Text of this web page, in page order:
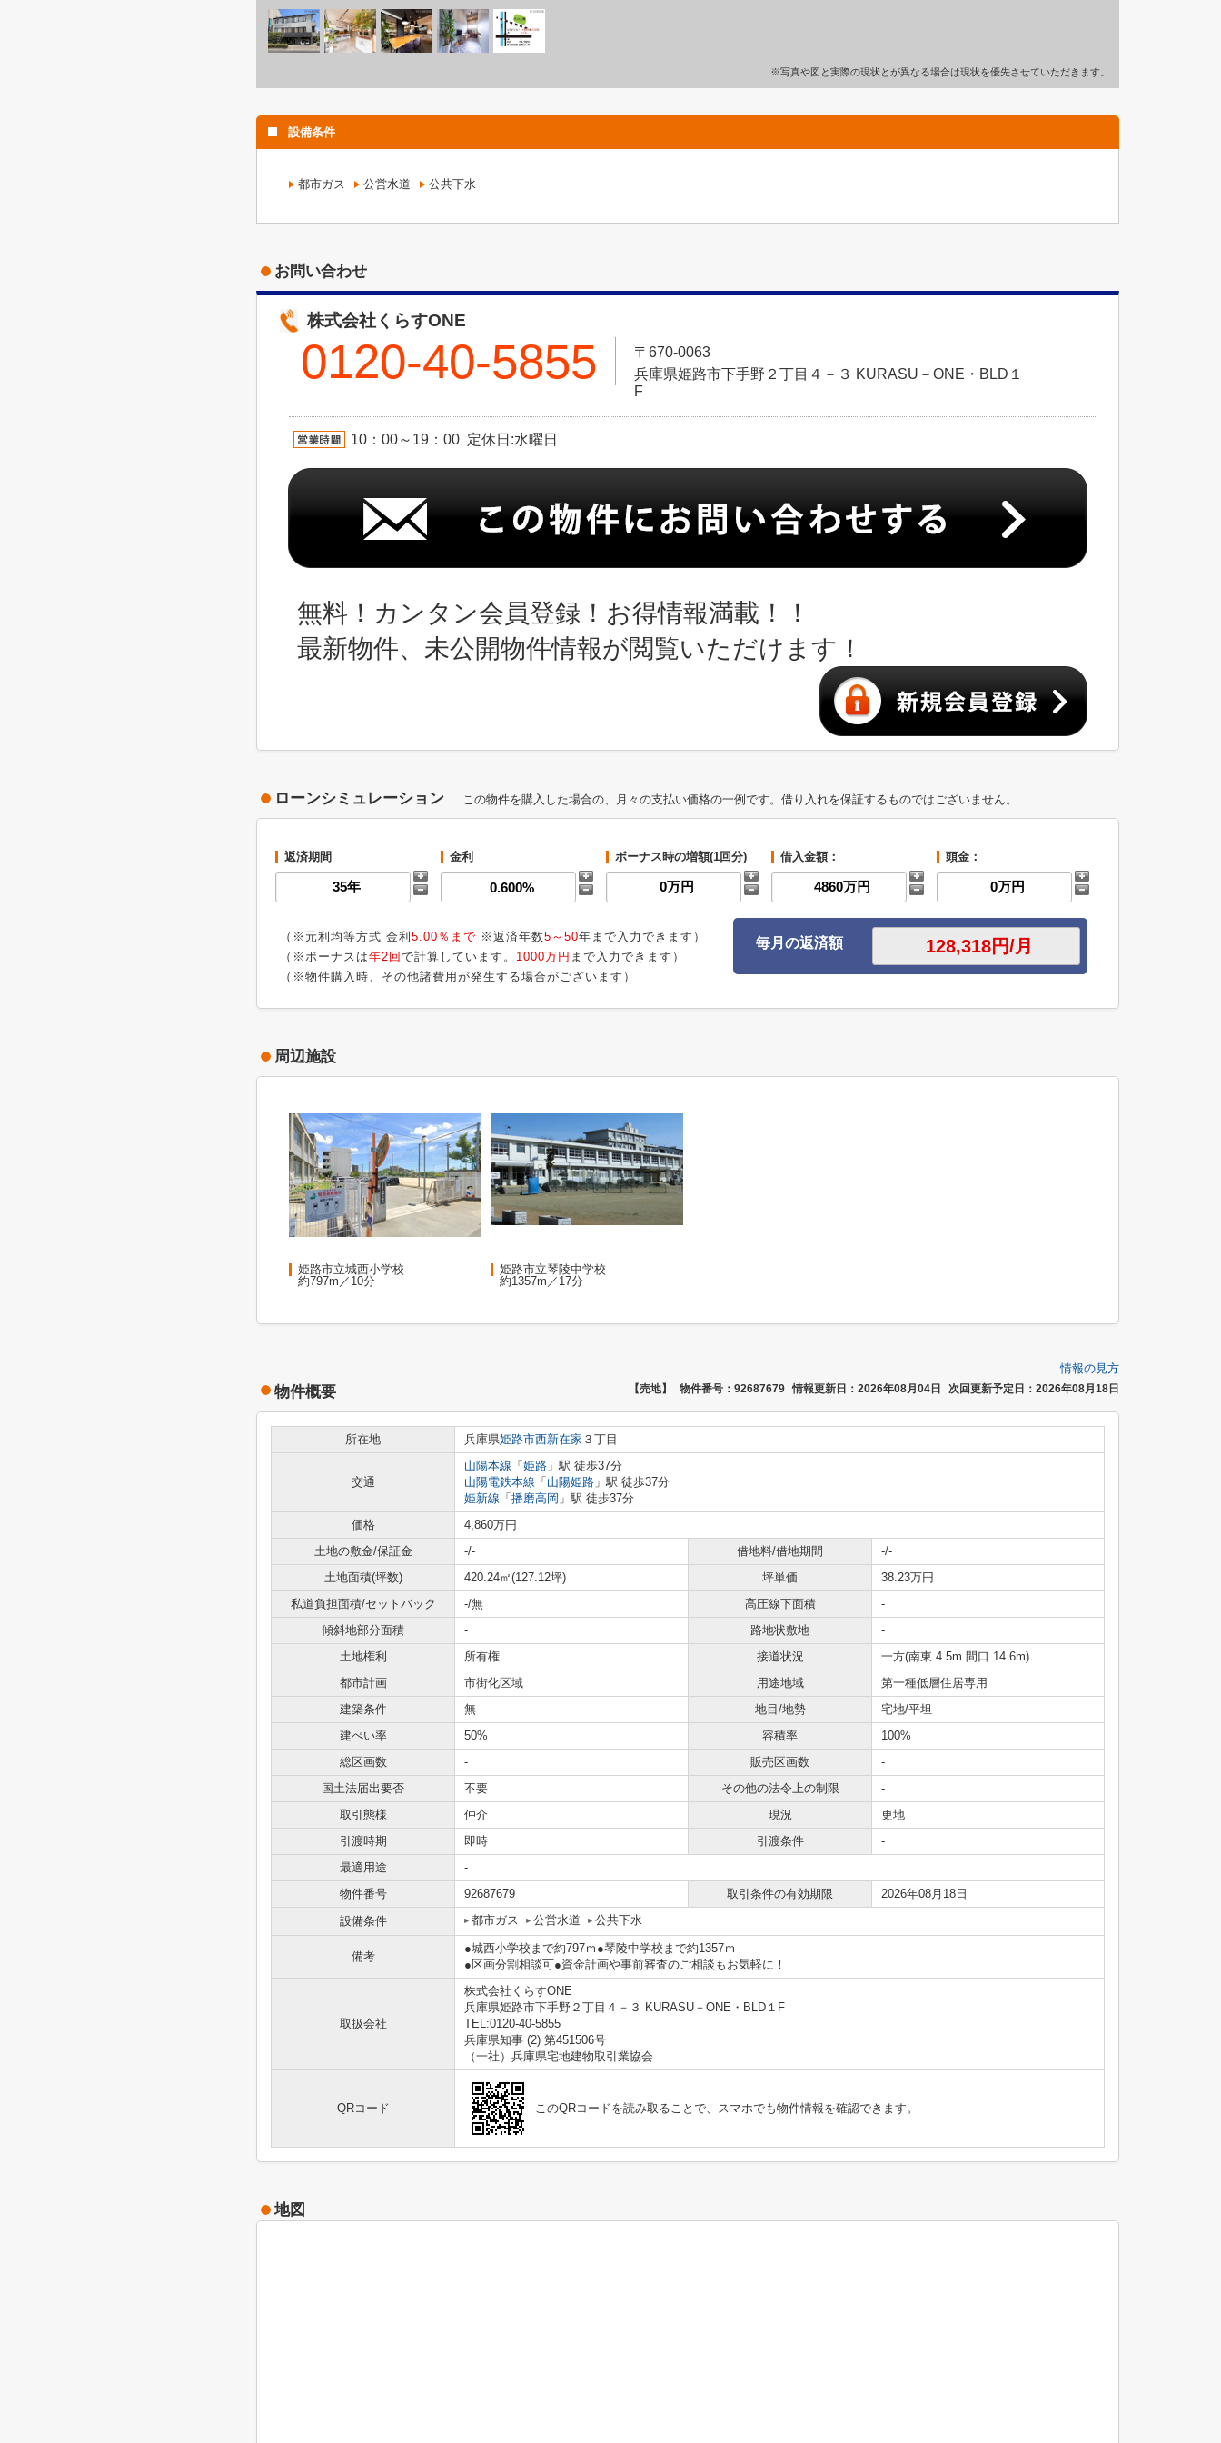
※写真や図と実際の現状とが異なる場合は現状を優先させていただきます。
設備条件
都市ガス 公営水道 公共下水
お問い合わせ
株式会社くらすONE
0120-40-5855
〒670-0063
兵庫県姫路市下手野２丁目４－３ KURASU－ONE・BLD１
F
10：00～19：00 定休日:水曜日
無料！カンタン会員登録！お得情報満載！！
最新物件、未公開物件情報が閲覧いただけます！
ローンシミュレーション この物件を購入した場合の、月々の支払い価格の一例です。借り入れを保証するものではございません。
返済期間 金利 ボーナス時の増額(1回分) 借入金額： 頭金：
（※元利均等方式 金利 5.00％まで ※返済年数5～50年まで入力できます）
（※ボーナスは年2回 で計算しています。 1000万円 まで入力できます）
（※物件購入時、その他諸費用が発生する場合がございます）
毎月の返済額
周辺施設
姫路市立城西小学校
約797m／10分
姫路市立琴陵中学校
約1357m／17分
情報の見方
物件概要 【売地】 物件番号：92687679 情報更新日：2026年08月04日 次回更新予定日：2026年08月18日
所在地 兵庫県姫路市西新在家 ３丁目
交通
山陽本線 「 姫路 」駅 徒歩37分
山陽電鉄本線 「 山陽姫路 」駅 徒歩37分
姫新線 「 播磨高岡 」駅 徒歩37分
価格
4,860万円
土地の敷金/保証金
-/- 借地料/借地期間
-/-
土地面積(坪数)
420.24㎡(127.12坪) 坪単価
38.23万円
私道負担面積/セットバック
-/無 高圧線下面積
-
傾斜地部分面積
- 路地状敷地
-
土地権利
所有権 接道状況
一方(南東 4.5m 間口 14.6m)
都市計画
市街化区域 用途地域
第一種低層住居専用
建築条件
無 地目/地勢
宅地/平坦
建ぺい率
50% 容積率
100%
総区画数
- 販売区画数
-
国土法届出要否
不要 その他の法令上の制限
-
取引態様
仲介 現況
更地
引渡時期
即時 引渡条件
-
最適用途
-
物件番号
92687679 取引条件の有効期限
2026年08月18日
設備条件
都市ガス 公営水道 公共下水
備考
●城西小学校まで約797ｍ●琴陵中学校まで約1357ｍ
●区画分割相談可●資金計画や事前審査のご相談もお気軽に！
取扱会社
株式会社くらすONE
兵庫県姫路市下手野２丁目４－３ KURASU－ONE・BLD１F
TEL:0120-40-5855
兵庫県知事 (2) 第451506号
（一社）兵庫県宅地建物取引業協会
QRコード このQRコードを読み取ることで、スマホでも物件情報を確認できます。
地図